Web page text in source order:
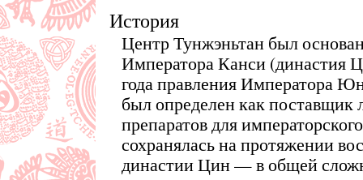
История
Центр Тунжэньтан был
Императора Канси (династия
года правления Императора
был определен как поставщик
препаратов для
сохранялась на протяжении
династии Цин — в общей